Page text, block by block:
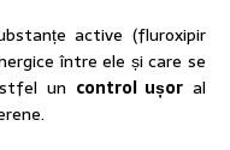
active (fluroxipir
între ele și care se
un control ușor al